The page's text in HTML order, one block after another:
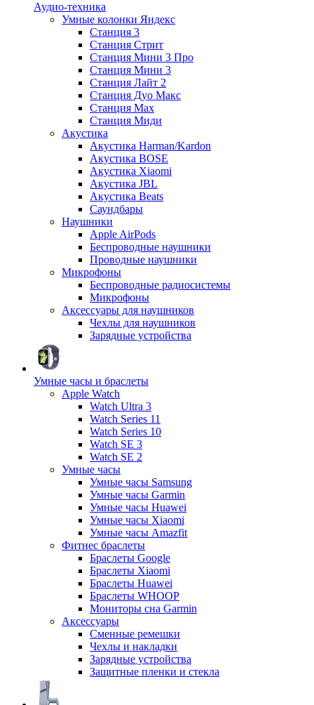
Аудио-техника
Умные колонки Яндекс
Станция 3
Станция Стрит
Станция Мини 3 Про
Станция Мини 3
Станция Лайт 2
Станция Дуо Макс
Станция Max
Станция Миди
Акустика
Акустика Harman/Kardon
Акустика BOSE
Акустика Xiaomi
Акустика JBL
Акустика Beats
Саундбары
Наушники
Apple AirPods
Беспроводные наушники
Проводные наушники
Микрофоны
Беспроводные радиосистемы
Микрофоны
Аксессуары для наушников
Чехлы для наушников
Зарядные устройства
Умные часы и браслеты
Apple Watch
Watch Ultra 3
Watch Series 11
Watch Series 10
Watch SE 3
Watch SE 2
Умные часы
Умные часы Samsung
Умные часы Garmin
Умные часы Huawei
Умные часы Xiaomi
Умные часы Amazfit
Фитнес браслеты
Браслеты Google
Браслеты Xiaomi
Браслеты Huawei
Браслеты WHOOP
Мониторы сна Garmin
Аксессуары
Сменные ремешки
Чехлы и накладки
Зарядные устройства
Защитные пленки и стекла